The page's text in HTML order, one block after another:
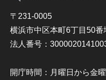
〒231-0005
横浜市中区本町6丁目50番
法人番号：
開庁時間：月曜日から金